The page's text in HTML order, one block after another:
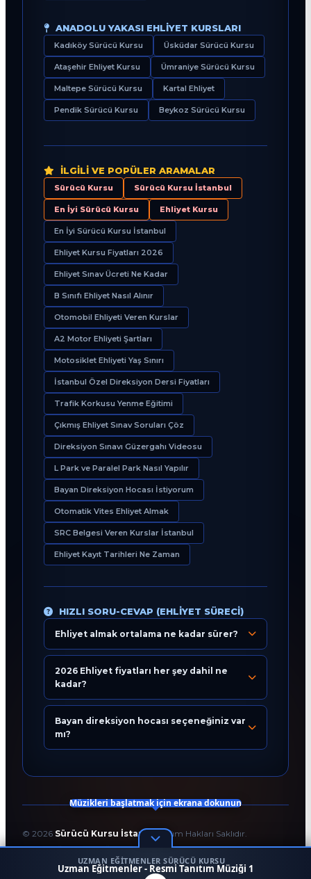
ANADOLU YAKASI EHLIYET KURSLARI
Kadıköy Sürücü Kursu Üsküdar Sürücü Kursu
Ataşehir Ehliyet Kursu Ümraniye Sürücü Kursu
Maltepe Sürücü Kursu Kartal Ehliyet
Pendik Sürücü Kursu Beykoz Sürücü Kursu
İLGILI VE POPÜLER ARAMALAR
Sürücü Kursu Sürücü Kursu İstanbul
En İyi Sürücü Kursu Ehliyet Kursu
En İyi Sürücü Kursu İstanbul
Ehliyet Kursu Fiyatları 2026
Ehliyet Sınav Ücreti Ne Kadar
B Sınıfı Ehliyet Nasıl Alınır
Otomobil Ehliyeti Veren Kurslar
A2 Motor Ehliyeti Şartları
Motosiklet Ehliyeti Yaş Sınırı
İstanbul Özel Direksiyon Dersi Fiyatları
Trafik Korkusu Yenme Eğitimi
Çıkmış Ehliyet Sınav Soruları Çöz
Direksiyon Sınavı Güzergahı Videosu
L Park ve Paralel Park Nasıl Yapılır
Bayan Direksiyon Hocası İstiyorum
Otomatik Vites Ehliyet Almak
SRC Belgesi Veren Kurslar İstanbul
Ehliyet Kayıt Tarihleri Ne Zaman
HIZLI SORU-CEVAP (EHLIYET SÜRECI)
Ehliyet almak ortalama ne kadar sürer?
2026 Ehliyet fiyatları her şey dahil ne
kadar?
Bayan direksiyon hocası seçeneğiniz var
mı?
© 2026 Sürücü Kursu İstanbul. Tüm Hakları Saklıdır.
T.C. Milli Eğitim Bakanlığı Onaylı Resmi Eğitim Kurumudur.
Kodlama ve Tasarım:Enver Çağlar
Eğitim Danışmanı
Bugün 13:24
1
Müzikleri başlatmak için ekrana dokunun
UZMAN EĞITMENLER SÜRÜCÜ KURSU
Uzman Eğitmenler - Resmi Tanıtım Müziği 1